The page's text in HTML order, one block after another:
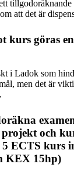
att det är
kurs göras
i Ladok som
men det är
och
ECTS kurs
KEX 15hp)